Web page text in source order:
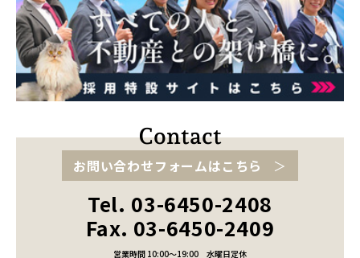
お問い合わせフォームはこちら
Tel. 03-6450-2408
Fax. 03-6450-2409
営業時間 10:00～19:00
水曜日定休